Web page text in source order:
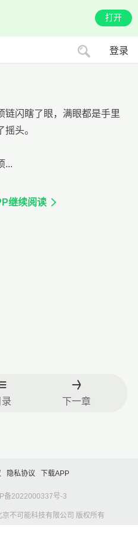
打开
登录
链闪瞎了眼，满眼都是手里
头。
...
继续阅读
录 下一章
隐私协议 下载APP
备2022000337号-3
不可能科技有限公司 版权所有